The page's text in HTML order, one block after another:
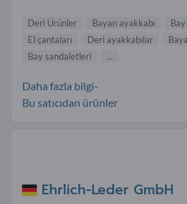
Deri Ürünler Bayan ayakkabı
Bay
El çantaları
Deri ayakkabılar
Bay sandaletleri
...
Daha fazla bilgi-
Bu satıcıdan ürünler
Ehrlich-Leder GmbH